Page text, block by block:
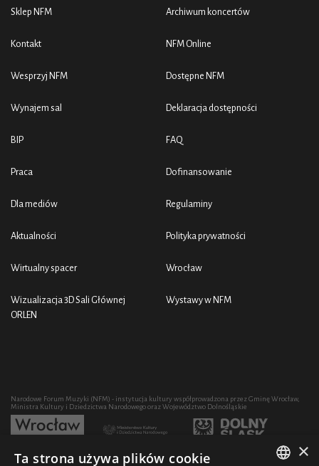
Sklep NFM
Kontakt
Wesprzyj NFM
Wynajem sal
BIP
Praca
Dla mediów
Aktualności
Wirtualny spacer
Wizualizacja 3D Sali Głównej
ORLEN
Archiwum koncertów
NFM Online
Dostępne NFM
Deklaracja dostępności
FAQ
Dofinansowanie
Regulaminy
Polityka prywatności
Wrocław
Wystawy w NFM
Narodowe Forum Muzyki (NFM) - instytucja kultury współprowadzona przez Gminę Wrocław,
Ministra Kultury i Dziedzictwa Narodowego oraz Województwo Dolnośląskie
Rozwój działalności artystycznej i edukacyjnej NFM poprzez zakup sprzętu współfinansowany
×
Ta strona używa plików cookie